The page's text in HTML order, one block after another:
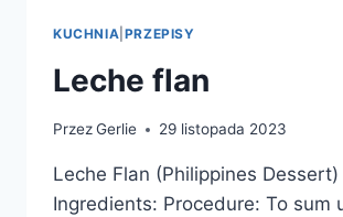
KUCHNIA PRZEPISY
Leche flan
PrzezGerlie 29 listopada 2023
Leche Flan (Philippines
Ingredients: Procedure: To sum